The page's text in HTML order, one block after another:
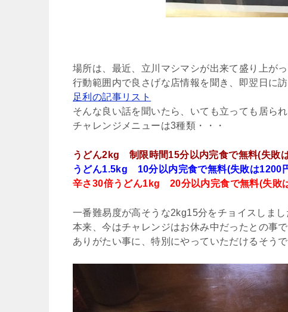
場所は、最近、立川マシマシが出来て盛り上がっ
行動範囲内で良さげな店情報を聞き、即翌日に
足利の記事リスト
そんな良い話を聞いたら、いても立っても居ら
チャレンジメニューは3種類・・・
うどん2kg 制限時間15分以内完食で無料(失敗
うどん1.5kg 10分以内完食で無料(失敗は1200
辛さ30倍うどん1kg 20分以内完食で無料(失敗
一番難易度が高そうな2kg15分をチョイスしま
本来、今はチャレンジはお休み中だったとの事で
ありがたい事に、特別にやっていただけるそう